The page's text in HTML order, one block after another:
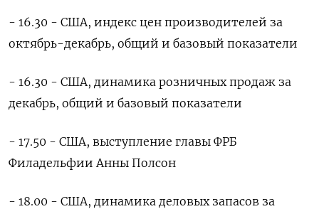
- 16.30 - США, ‌индекс цен производителей за
октябрь-декабрь, общий и базовый показатели
- ​16.30 - США, динамика розничных продаж за
декабрь, общий и базовый показатели
- 17.50 - США, выступление главы ФРБ
⁠Филадельфии Анны Полсон
- 18.00 - ‍США, динамика деловых запасов за